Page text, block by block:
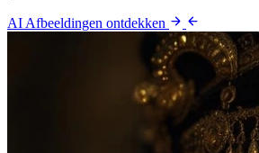
AI Afbeeldingen ontdekken